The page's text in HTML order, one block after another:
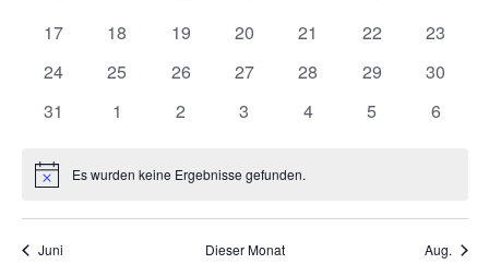
0
17
0
18
0
19
0
20
0
21
0
22
0
23
0
24
0
25
0
26
0
27
0
28
0
29
0
30
0
31
0
1
0
2
0
3
0
4
0
5
0
6
HinweisEs wurden keine Ergebnisse gefunden.
Juni Dieser Monat Aug.